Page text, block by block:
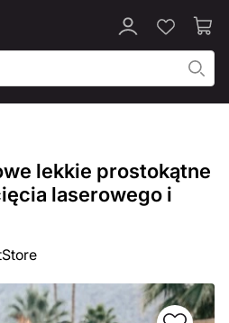
lekkie prostokątne
laserowego i